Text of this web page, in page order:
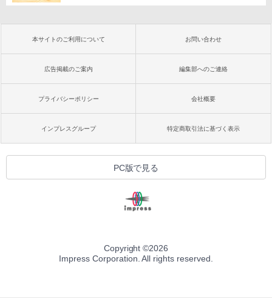
本サイトのご利用について お問い合わせ
広告掲載のご案内 編集部へのご連絡
プライバシーポリシー 会社概要
インプレスグループ 特定商取引法に基づく表示
PC版で見る
Copyright ©2026
Impress Corporation. All rights reserved.